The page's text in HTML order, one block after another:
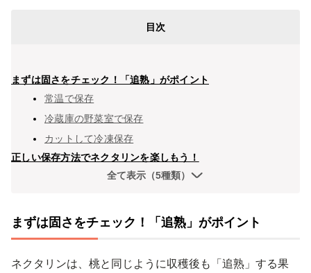
目次
まずは固さをチェック！「追熟」がポイント
常温で保存
冷蔵庫の野菜室で保存
カットして冷凍保存
正しい保存方法でネクタリンを楽しもう！
全て表示（5種類）
まずは固さをチェック！「追熟」がポイント
ネクタリンは、桃と同じように収穫後も「追熟」する果